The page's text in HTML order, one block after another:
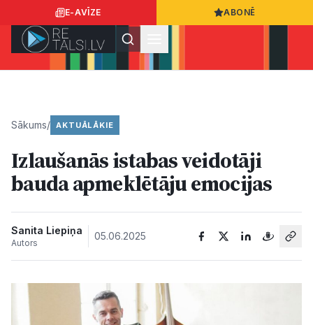
E-AVĪZE ABONĒ
Ziņas
Sākums/ AKTUĀLĀKIE
Izlaušanās istabas veidotāji
bauda apmeklētāju emocijas
Sanita Liepiņa
Autors
05.06.2025